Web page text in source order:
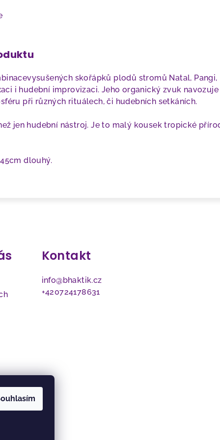
vysušených skořápků plodů stromů Natal,
i hudební improvizaci. Jeho organický zvuk
při různých rituálech, či hudebních setkáních.
jen hudební nástroj. Je to malý kousek tropické
dlouhý.
Kontakt
info@bhaktik.cz
+420724178631